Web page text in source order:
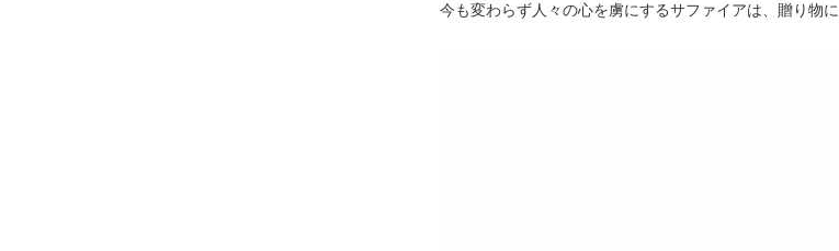
今も変わらず人々の心を虜にするサファイアは、贈り物